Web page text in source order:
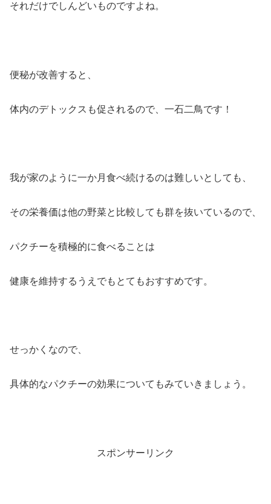
それだけでしんどいものですよね。
便秘が改善すると、
体内のデトックスも促されるので、一石二鳥です！
我が家のように一か月食べ続けるのは難しいとしても、
その栄養価は他の野菜と比較しても群を抜いているので、
パクチーを積極的に食べることは
健康を維持するうえでもとてもおすすめです。
せっかくなので、
具体的なパクチーの効果についてもみていきましょう。
スポンサーリンク